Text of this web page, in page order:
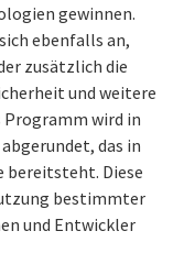
gewinnen.
ebenfalls an,
zusätzlich die
und weitere
Programm wird in
das in
bereitsteht. Diese
bestimmter
und Entwickler